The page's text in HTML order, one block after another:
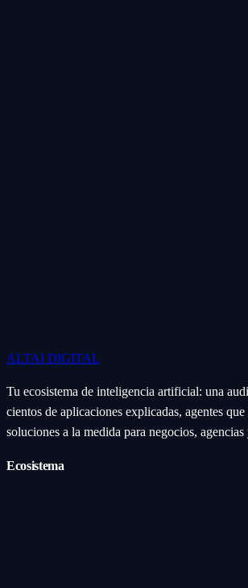
ALTAI DIGITAL
Tu ecosistema de inteligencia artificial: una
cientos de aplicaciones explicadas, agentes
soluciones a la medida para negocios, agencias
Ecosistema